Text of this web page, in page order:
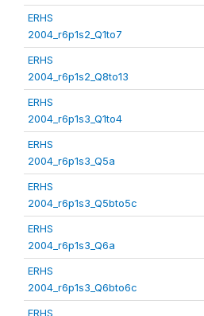
ERHS
2004_r6p1s2_Q1to7
ERHS
2004_r6p1s2_Q8to13
ERHS
2004_r6p1s3_Q1to4
ERHS
2004_r6p1s3_Q5a
ERHS
2004_r6p1s3_Q5bto5c
ERHS
2004_r6p1s3_Q6a
ERHS
2004_r6p1s3_Q6bto6c
ERHS